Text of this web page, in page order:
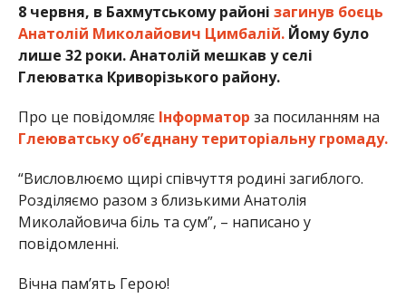
8 червня, в Бахмутському районі загинув боєць
Анатолій Миколайович Цимбалій.Йому було
лише 32 роки. Анатолій мешкав у селі
Глеюватка Криворізького району.
Про це повідомляє Інформатор за посиланням на
Глеюватську об’єднану територіальну громаду.
“Висловлюємо щирі співчуття родині загиблого.
Розділяємо разом з близькими Анатолія
Миколайовича біль та сум”, – написано у
повідомленні.
Вічна пам’ять Герою!